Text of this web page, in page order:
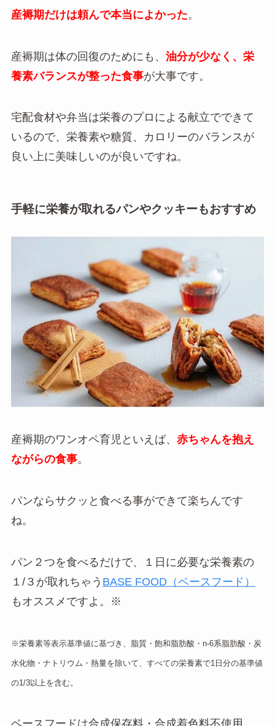
産褥期だけは頼んで本当によかった。
産褥期は体の回復のためにも、 油分が少なく、栄
養素バランスが整った食事が大事です。
宅配食材や弁当は栄養のプロによる献立でできて
いるので、栄養素や糖質、カロリーのバランスが
良い上に美味しいのが良いですね。
手軽に栄養が取れるパンやクッキーもおすすめ
産褥期のワンオペ育児といえば、 赤ちゃんを抱え
ながらの食事。
パンならサクッと食べる事ができて楽ちんです
ね。
パン２つを食べるだけで、１日に必要な栄養素の
１/３が取れちゃう BASE FOOD（ベースフード）
もオススメですよ。※
※栄養素等表示基準値に基づき、脂質・飽和脂肪酸・n-6系脂肪酸・炭
水化物・ナトリウム・熱量を除いて、すべての栄養素で1日分の基準値
の1/3以上を含む。